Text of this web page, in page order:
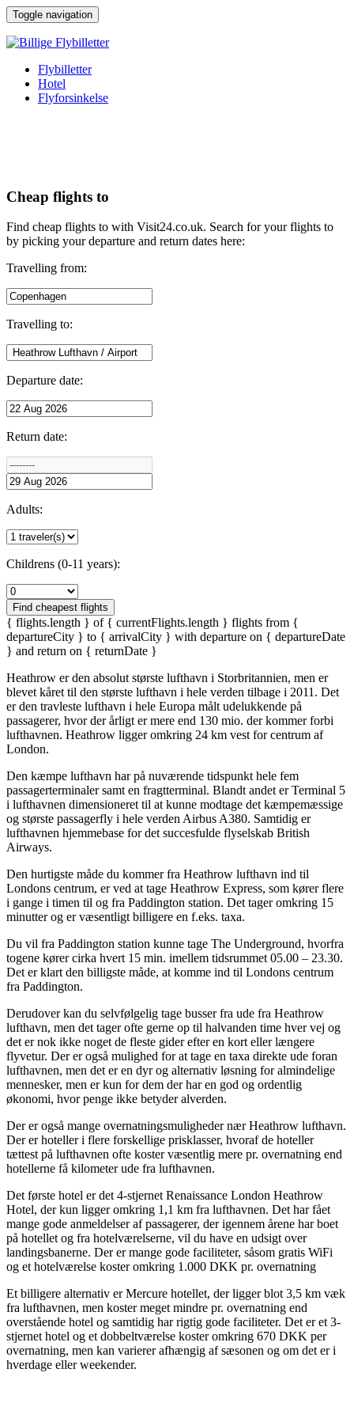
↓
Hop
til
Toggle navigation
Flybilletter
Hotel
Flyforsinkelse
Cheap flights to
Find cheap flights to with Visit24.co.uk. Search for your flights to
by picking your departure and return dates here:
Travelling from:
Travelling to:
Departure date:
Return date:
Adults:
Childrens (0-11 years):
Find cheapest flights
{ flights.length } of { currentFlights.length } flights from {
departureCity } to { arrivalCity } with departure on { departureDate
} and return on { returnDate }
Heathrow er den absolut største lufthavn i Storbritannien, men er
blevet kåret til den største lufthavn i hele verden tilbage i 2011. Det
er den travleste lufthavn i hele Europa målt udelukkende på
passagerer, hvor der årligt er mere end 130 mio. der kommer forbi
lufthavnen. Heathrow ligger omkring 24 km vest for centrum af
London.
Den kæmpe lufthavn har på nuværende tidspunkt hele fem
passagerterminaler samt en fragtterminal. Blandt andet er Terminal 5
i lufthavnen dimensioneret til at kunne modtage det kæmpemæssige
og største passagerfly i hele verden Airbus A380. Samtidig er
lufthavnen hjemmebase for det succesfulde flyselskab British
Airways.
Den hurtigste måde du kommer fra Heathrow lufthavn ind til
Londons centrum, er ved at tage Heathrow Express, som kører flere
i gange i timen til og fra Paddington station. Det tager omkring 15
minutter og er væsentligt billigere en f.eks. taxa.
Du vil fra Paddington station kunne tage The Underground, hvorfra
togene kører cirka hvert 15 min. imellem tidsrummet 05.00 – 23.30.
Det er klart den billigste måde, at komme ind til Londons centrum
fra Paddington.
Derudover kan du selvfølgelig tage busser fra ude fra Heathrow
lufthavn, men det tager ofte gerne op til halvanden time hver vej og
det er nok ikke noget de fleste gider efter en kort eller længere
flyvetur. Der er også mulighed for at tage en taxa direkte ude foran
lufthavnen, men det er en dyr og alternativ løsning for almindelige
mennesker, men er kun for dem der har en god og ordentlig
økonomi, hvor penge ikke betyder alverden.
Der er også mange overnatningsmuligheder nær Heathrow lufthavn.
Der er hoteller i flere forskellige prisklasser, hvoraf de hoteller
tættest på lufthavnen ofte koster væsentlig mere pr. overnatning end
hotellerne få kilometer ude fra lufthavnen.
Det første hotel er det 4-stjernet Renaissance London Heathrow
Hotel, der kun ligger omkring 1,1 km fra lufthavnen. Det har fået
mange gode anmeldelser af passagerer, der igennem årene har boet
på hotellet og fra hotelværelserne, vil du have en udsigt over
landingsbanerne. Der er mange gode faciliteter, såsom gratis WiFi
og et hotelværelse koster omkring 1.000 DKK pr. overnatning
Et billigere alternativ er Mercure hotellet, der ligger blot 3,5 km væk
fra lufthavnen, men koster meget mindre pr. overnatning end
overstående hotel og samtidig har rigtig gode faciliteter. Det er et 3-
stjernet hotel og et dobbeltværelse koster omkring 670 DKK per
overnatning, men kan varierer afhængig af sæsonen og om det er i
hverdage eller weekender.